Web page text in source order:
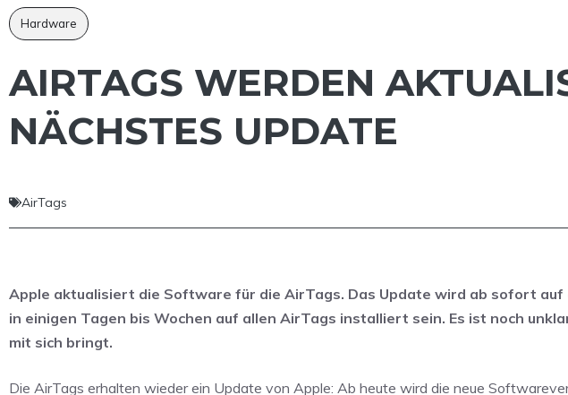
Hardware
AIRTAGS WERDEN
NÄCHSTES UPDATE
AirTags
Apple aktualisiert die Software für die AirTags. Das Update wird ab sofort
in einigen Tagen bis Wochen auf allen AirTags installiert sein. Es ist noch
mit sich bringt.
Die AirTags erhalten wieder ein Update von Apple: Ab heute wird die neue